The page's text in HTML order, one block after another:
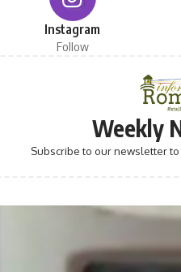
Instagram
Follow
Weekly
Subscribe to our newsletter